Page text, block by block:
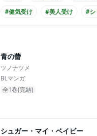
#健気受け
#美人受け
#シ
#せつない
#同級生
#高校
青の蕾
ツノナツメ
BLマンガ
全1巻(完結)
シュガー・マイ・ベイビー